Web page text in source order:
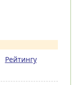
Рейтингу